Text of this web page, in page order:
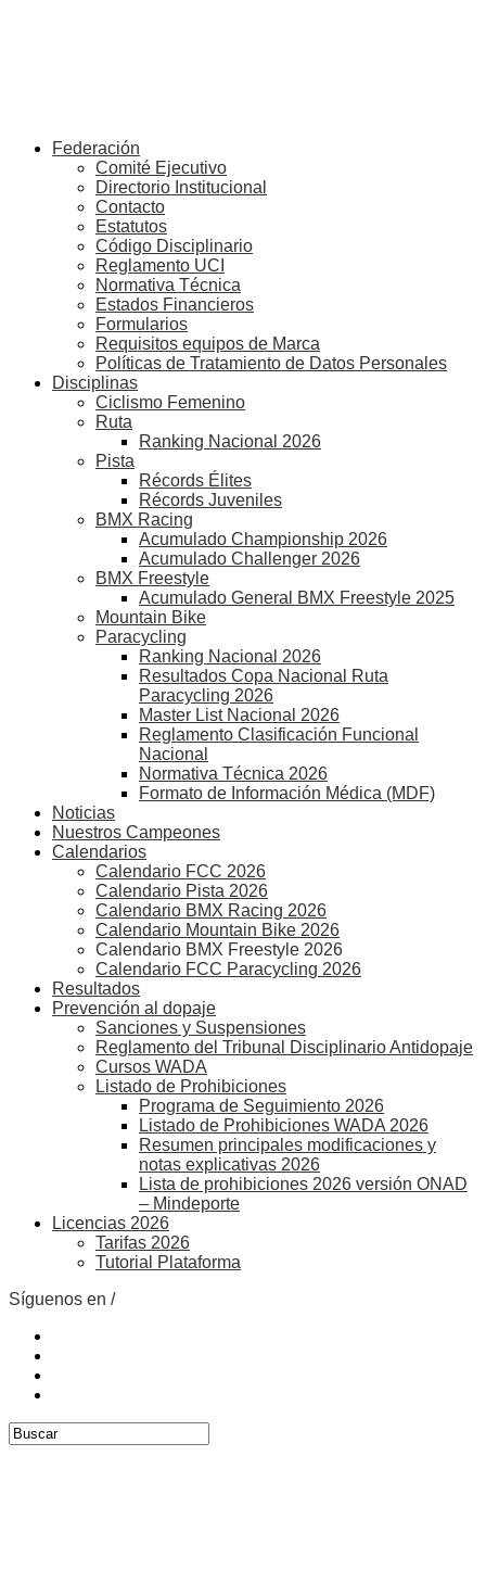
Federación
Comité Ejecutivo
Directorio Institucional
Contacto
Estatutos
Código Disciplinario
Reglamento UCI
Normativa Técnica
Estados Financieros
Formularios
Requisitos equipos de Marca
Políticas de Tratamiento de Datos Personales
Disciplinas
Ciclismo Femenino
Ruta
Ranking Nacional 2026
Pista
Récords Élites
Récords Juveniles
BMX Racing
Acumulado Championship 2026
Acumulado Challenger 2026
BMX Freestyle
Acumulado General BMX Freestyle 2025
Mountain Bike
Paracycling
Ranking Nacional 2026
Resultados Copa Nacional Ruta
Paracycling 2026
Master List Nacional 2026
Reglamento Clasificación Funcional
Nacional
Normativa Técnica 2026
Formato de Información Médica (MDF)
Noticias
Nuestros Campeones
Calendarios
Calendario FCC 2026
Calendario Pista 2026
Calendario BMX Racing 2026
Calendario Mountain Bike 2026
Calendario BMX Freestyle 2026
Calendario FCC Paracycling 2026
Resultados
Prevención al dopaje
Sanciones y Suspensiones
Reglamento del Tribunal Disciplinario Antidopaje
Cursos WADA
Listado de Prohibiciones
Programa de Seguimiento 2026
Listado de Prohibiciones WADA 2026
Resumen principales modificaciones y
notas explicativas 2026
Lista de prohibiciones 2026 versión ONAD
– Mindeporte
Licencias 2026
Tarifas 2026
Tutorial Plataforma
Síguenos en /